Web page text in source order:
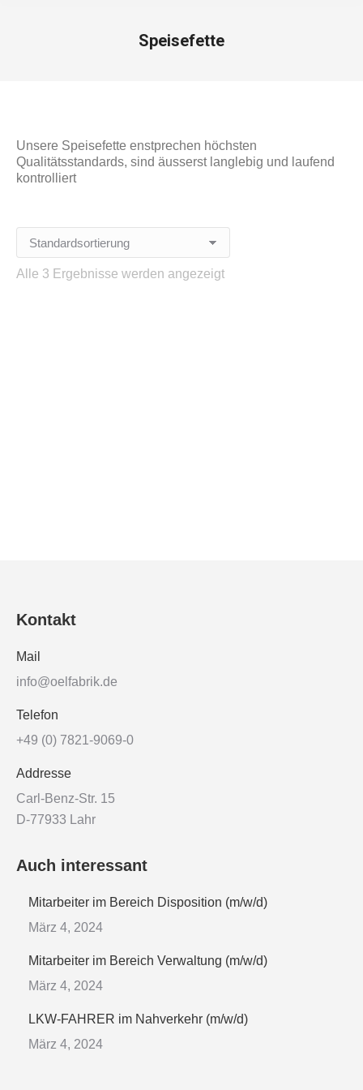
Speisefette
Unsere Speisefette enstprechen höchsten
Qualitätsstandards, sind äusserst langlebig und laufend
kontrolliert
Alle 3 Ergebnisse werden angezeigt
Kontakt
Mail
info@oelfabrik.de
Telefon
+49 (0) 7821-9069-0
Addresse
Carl-Benz-Str. 15
D-77933 Lahr
Auch interessant
Mitarbeiter im Bereich Disposition (m/w/d)
März 4, 2024
Mitarbeiter im Bereich Verwaltung (m/w/d)
März 4, 2024
LKW-FAHRER im Nahverkehr (m/w/d)
März 4, 2024